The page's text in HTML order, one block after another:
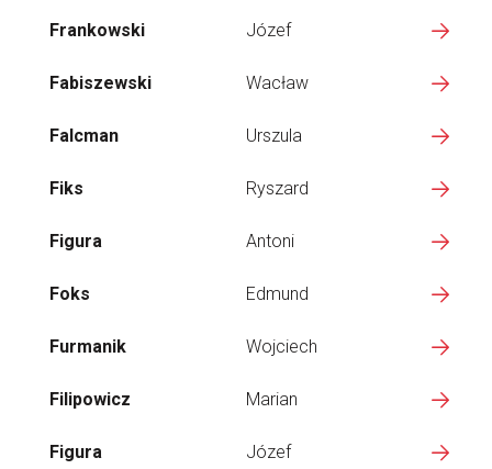
Frankowski Józef
Fabiszewski Wacław
Falcman Urszula
Fiks Ryszard
Figura Antoni
Foks Edmund
Furmanik Wojciech
Filipowicz Marian
Figura Józef